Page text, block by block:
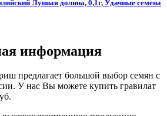
Лунная долина, 0,1г, Удачные семена
информация
предлагает большой выбор семян с
У нас Вы можете купить гравилат